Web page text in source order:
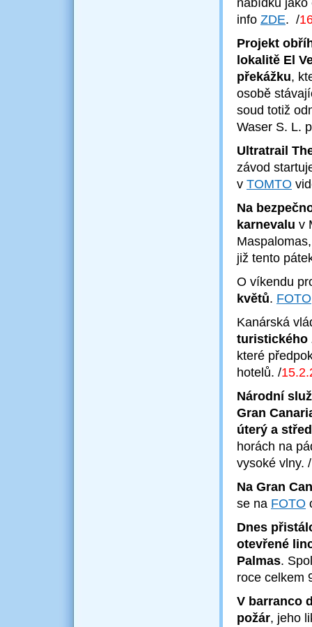
nabídku
info ZDE. /
Projekt
lokalitě El
překážku,
osobě
soud totiž
Waser S. L.
Ultratrail
závod
v TOMTO
Na
karnevalu v
již tento
O víkendu
květů. FOTO
Kanárská
turistického
které
hotelů. /15.2
Národní
Gran
úterý a
horách na
vysoké vlny. /
Na Gran
se na FOTO
Dnes
otevřené
Palmas.
roce celkem
V barranco
požár, jeho